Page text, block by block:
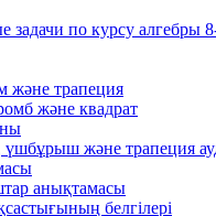
задачи по курсу алгебры
және трапеция
және квадрат
үшбұрыш және трапеция
анықтамасы
белгілері